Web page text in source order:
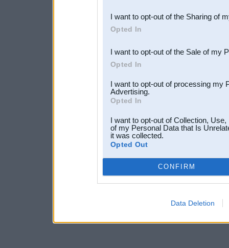
Downstream Participants
third parties.
I want to opt-out of the Sharing of
Opted In
I want to opt-out of the Sale of my
Opted In
I want to opt-out of processing my
Advertising.
Opted In
I want to opt-out of Collection,
of my Personal Data that Is
it was collected.
Opted Out
CONFIRM
Data Deletion